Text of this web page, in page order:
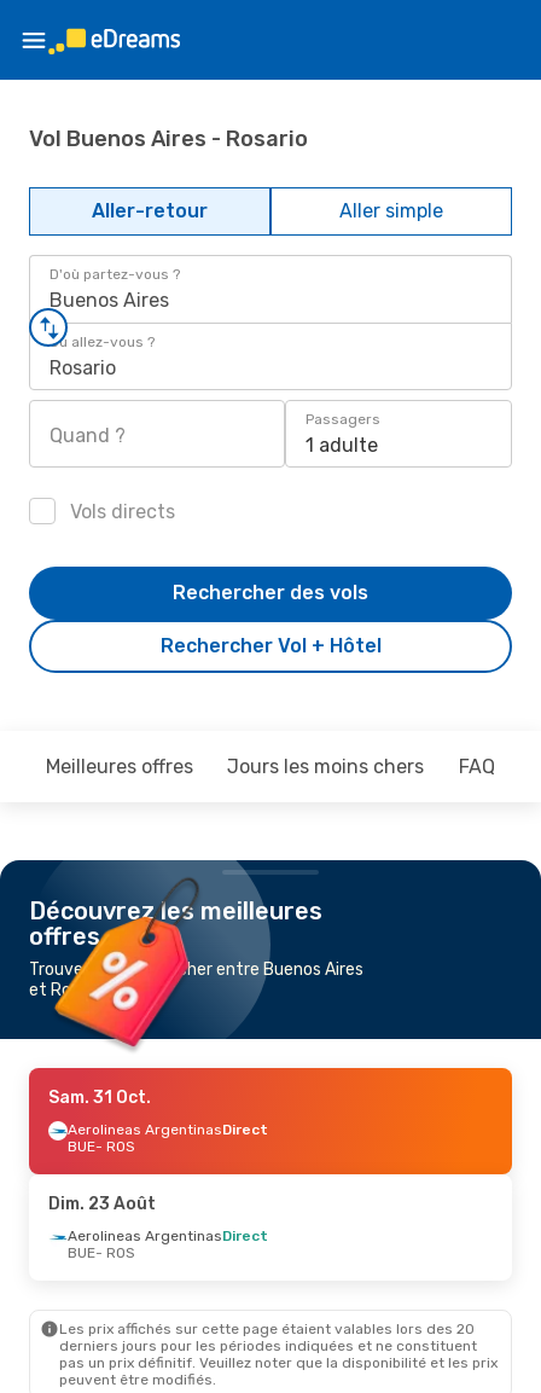
Vol Buenos Aires - Rosario
Aller-retour Aller simple
D'où partez-vous ?
Buenos Aires
Où allez-vous ?
Rosario
Quand ?
Passagers
1 adulte
Vols directs
Rechercher Vol + Hôtel
Rechercher des vols
Meilleures offres Jours les moins chers FAQ
Découvrez les meilleures
offres
Trouvez un vol pas cher entre Buenos Aires
et Rosario
Sam. 31 Oct.
Aerolineas ArgentinasDirect
BUE- ROS
Dim. 23 Août
Aerolineas ArgentinasDirect
BUE- ROS
Les prix affichés sur cette page étaient valables lors des 20
derniers jours pour les périodes indiquées et ne constituent
pas un prix définitif. Veuillez noter que la disponibilité et les prix
peuvent être modifiés.